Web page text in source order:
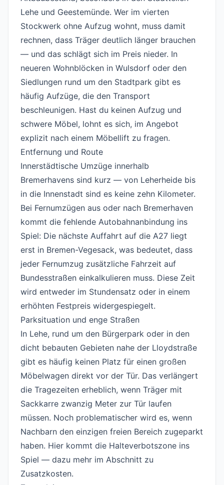
Lehe und Geestemünde. Wer im vierten
Stockwerk ohne Aufzug wohnt, muss damit
rechnen, dass Träger deutlich länger brauchen
— und das schlägt sich im Preis nieder. In
neueren Wohnblöcken in Wulsdorf oder den
Siedlungen rund um den Stadtpark gibt es
häufig Aufzüge, die den Transport
beschleunigen. Hast du keinen Aufzug und
schwere Möbel, lohnt es sich, im Angebot
explizit nach einem Möbellift zu fragen.
Entfernung und Route
Innerstädtische Umzüge innerhalb
Bremerhavens sind kurz — von Leherheide bis
in die Innenstadt sind es keine zehn Kilometer.
Bei Fernumzügen aus oder nach Bremerhaven
kommt die fehlende Autobahnanbindung ins
Spiel: Die nächste Auffahrt auf die A27 liegt
erst in Bremen-Vegesack, was bedeutet, dass
jeder Fernumzug zusätzliche Fahrzeit auf
Bundesstraßen einkalkulieren muss. Diese Zeit
wird entweder im Stundensatz oder in einem
erhöhten Festpreis widergespiegelt.
Parksituation und enge Straßen
In Lehe, rund um den Bürgerpark oder in den
dicht bebauten Gebieten nahe der Lloydstraße
gibt es häufig keinen Platz für einen großen
Möbelwagen direkt vor der Tür. Das verlängert
die Tragezeiten erheblich, wenn Träger mit
Sackkarre zwanzig Meter zur Tür laufen
müssen. Noch problematischer wird es, wenn
Nachbarn den einzigen freien Bereich zugeparkt
haben. Hier kommt die Halteverbotszone ins
Spiel — dazu mehr im Abschnitt zu
Zusatzkosten.